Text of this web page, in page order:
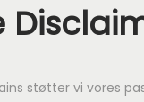
støtter vi vores